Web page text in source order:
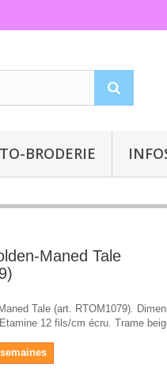
BRODERIE
Maned Tale
Tale (art. RTOM1079).
12 fils/cm écru. Trame